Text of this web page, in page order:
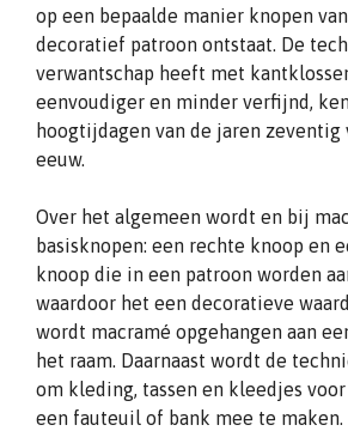
op een bepaalde manier knopen
decoratief patroon ontstaat. De
verwantschap heeft met
eenvoudiger en minder verfijnd,
hoogtijdagen van de jaren zeventig
eeuw.
Over het algemeen wordt en bij
basisknopen: een rechte knoop en
knoop die in een patroon worden
waardoor het een decoratieve
wordt macramé opgehangen aan
het raam. Daarnaast wordt de
om kleding, tassen en kleedjes
een fauteuil of bank mee te maken.